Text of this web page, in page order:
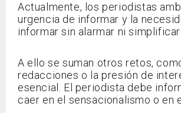
Actualmente, los periodistas
urgencia de informar y la
informar sin alarmar ni
A ello se suman otros retos,
redacciones o la presión de
esencial. El periodista debe
caer en el sensacionalismo o